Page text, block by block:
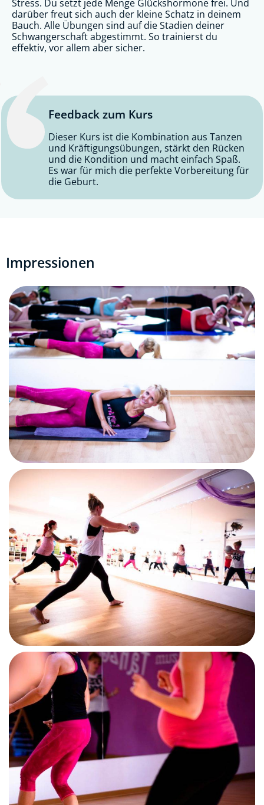
Stress. Du setzt jede Menge Glückshormone frei. Und
darüber freut sich auch der kleine Schatz in deinem
Bauch. Alle Übungen sind auf die Stadien deiner
Schwangerschaft abgestimmt. So trainierst du
effektiv, vor allem aber sicher.
Feedback zum Kurs
Dieser Kurs ist die Kombination aus Tanzen
und Kräftigungsübungen, stärkt den Rücken
und die Kondition und macht einfach Spaß.
Es war für mich die perfekte Vorbereitung für
die Geburt.
Impressionen